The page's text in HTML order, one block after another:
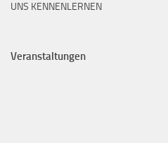
UNS KENNENLERNEN
Veranstaltungen